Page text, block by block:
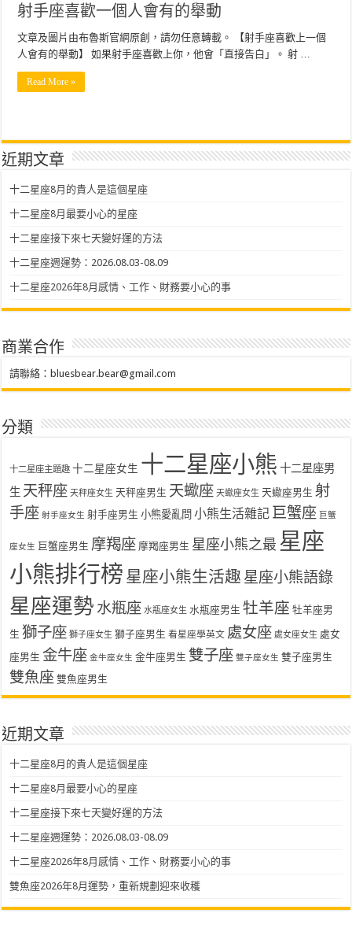
射手座喜歡一個人會有的舉動
文章及圖片由布魯斯官網原創，請勿任意轉載。 【射手座喜歡上一個
人會有的舉動】 如果射手座喜歡上你，他會「直接告白」。 射 …
Read More »
近期文章
十二星座8月的貴人是這個星座
十二星座8月最要小心的星座
十二星座接下來七天變好運的方法
十二星座週運勢：2026.08.03-08.09
十二星座2026年8月感情、工作、財務要小心的事
商業合作
請聯絡： bluesbear.bear@gmail.com
分類
十二星座主題趣 十二星座女生 十二星座小熊 十二星座男
生 天秤座 天秤座女生 天秤座男生 天蠍座 天蠍座女生 天蠍座男生 射
手座 射手座女生 射手座男生 小熊愛亂問 小熊生活雜記 巨蟹座 巨蟹
座女生 巨蟹座男生 摩羯座 摩羯座男生 星座小熊之最 星座
小熊排行榜 星座小熊生活趣 星座小熊語錄
星座運勢 水瓶座 水瓶座女生 水瓶座男生 牡羊座 牡羊座男
生 獅子座 獅子座女生 獅子座男生 看星座學英文 處女座 處女座女生 處女
座男生 金牛座 金牛座女生 金牛座男生 雙子座 雙子座女生 雙子座男生
雙魚座 雙魚座男生
近期文章
十二星座8月的貴人是這個星座
十二星座8月最要小心的星座
十二星座接下來七天變好運的方法
十二星座週運勢：2026.08.03-08.09
十二星座2026年8月感情、工作、財務要小心的事
雙魚座2026年8月運勢，重新規劃迎來收穫